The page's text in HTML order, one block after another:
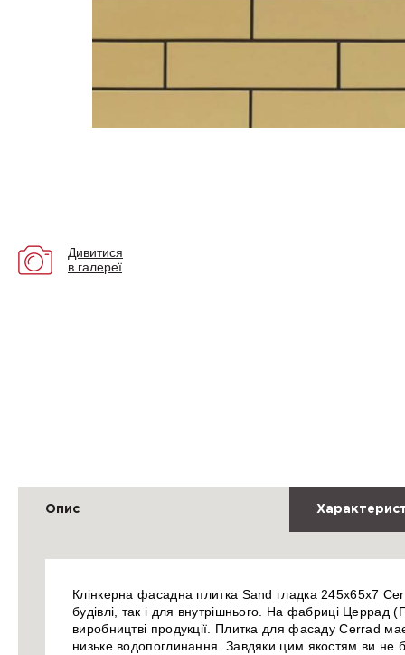
Дивитися
в галереї
Опис
Клінкерна фасадна плитка Sand гладка 245х65х7
будівлі, так і для внутрішнього. На фабриці
виробництві продукції. Плитка для фасаду Cerrad
низьке водопоглинання. Завдяки цим якостям ви не